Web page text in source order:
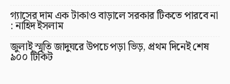
গ্যাসের দাম এক টাকাও বাড়ালে সরকার টিকতে পারবে না
: নাহিদ ইসলাম
জুলাই স্মৃতি জাদুঘরে উপচে পড়া ভিড়, প্রথম দিনেই শেষ
৯০০ টিকিট